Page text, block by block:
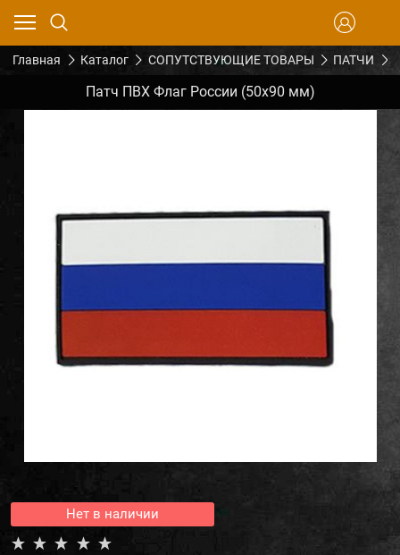
Главная Каталог СОПУТСТВУЮЩИЕ ТОВАРЫ ПАТЧИ
Патч ПВХ Флаг России (50х90 мм)
Нет в наличии